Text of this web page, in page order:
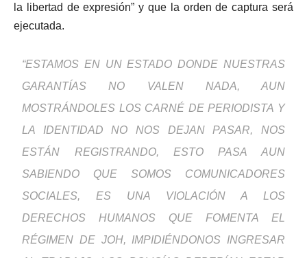
la libertad de expresión” y que la orden de captura será
ejecutada.
“ESTAMOS EN UN ESTADO DONDE NUESTRAS
GARANTÍAS NO VALEN NADA, AUN
MOSTRÁNDOLES LOS CARNÉ DE PERIODISTA Y
LA IDENTIDAD NO NOS DEJAN PASAR, NOS
ESTÁN REGISTRANDO, ESTO PASA AUN
SABIENDO QUE SOMOS COMUNICADORES
SOCIALES, ES UNA VIOLACIÓN A LOS
DERECHOS HUMANOS QUE FOMENTA EL
RÉGIMEN DE JOH, IMPIDIÉNDONOS INGRESAR